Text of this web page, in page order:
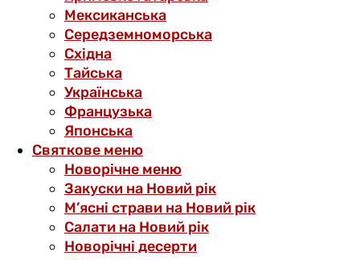
Мексиканська
Середземноморська
Східна
Тайська
Українська
Французька
Японська
Святкове меню
Новорічне меню
Закуски на Новий рік
М’ясні страви на Новий рік
Салати на Новий рік
Новорічні десерти